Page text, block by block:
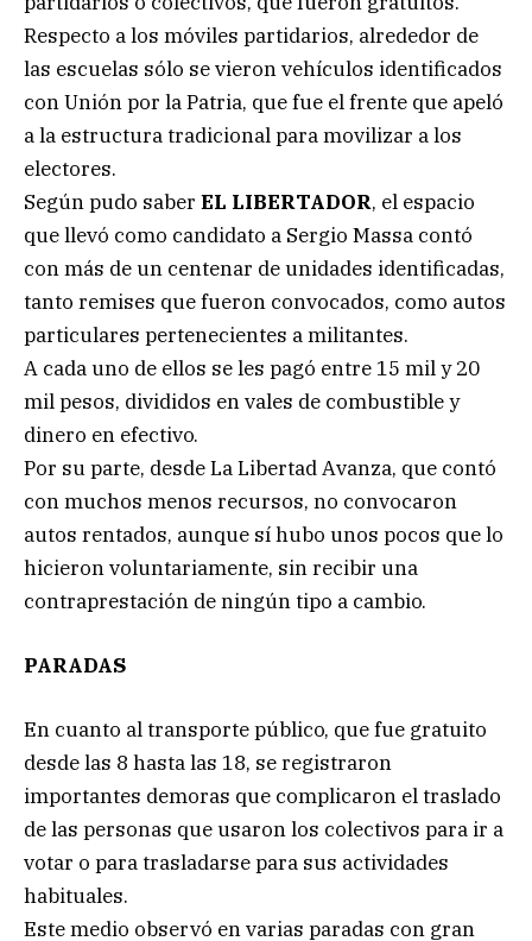
Respecto a los móviles partidarios, alrededor de
las escuelas sólo se vieron vehículos identificados
con Unión por la Patria, que fue el frente que apeló
a la estructura tradicional para movilizar a los
electores.
Según pudo saber EL LIBERTADOR, el espacio
que llevó como candidato a Sergio Massa contó
con más de un centenar de unidades identificadas,
tanto remises que fueron convocados, como autos
particulares pertenecientes a militantes.
A cada uno de ellos se les pagó entre 15 mil y 20
mil pesos, divididos en vales de combustible y
dinero en efectivo.
Por su parte, desde La Libertad Avanza, que contó
con muchos menos recursos, no convocaron
autos rentados, aunque sí hubo unos pocos que lo
hicieron voluntariamente, sin recibir una
contraprestación de ningún tipo a cambio.
PARADAS
En cuanto al transporte público, que fue gratuito
desde las 8 hasta las 18, se registraron
importantes demoras que complicaron el traslado
de las personas que usaron los colectivos para ir a
votar o para trasladarse para sus actividades
habituales.
Este medio observó en varias paradas con gran